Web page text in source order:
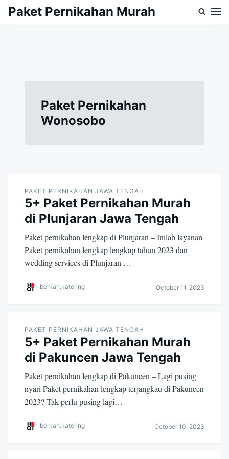
SkipSearch
Paket Pernikahan Murah
Paket Pernikahan
Wonosobo
PAKET PERNIKAHAN JAWA TENGAH
5+ Paket Pernikahan Murah
di Plunjaran Jawa Tengah
Paket pernikahan lengkap di Plunjaran – Inilah layanan
Paket pernikahan lengkap lengkap tahun 2023 dan
wedding services di Plunjaran …
berkah.katering October 11, 2023
PAKET PERNIKAHAN JAWA TENGAH
5+ Paket Pernikahan Murah
di Pakuncen Jawa Tengah
Paket pernikahan lengkap di Pakuncen – Lagi pusing
nyari Paket pernikahan lengkap terjangkau di Pakuncen
2023? Tak perlu pusing lagi…
berkah.katering October 10, 2023